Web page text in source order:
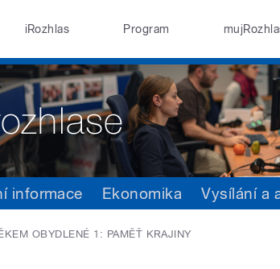
iRozhlas Program
informace Ekonomika Vysílání a
OBYDLENÉ 1: PAMĚŤ KRAJINY